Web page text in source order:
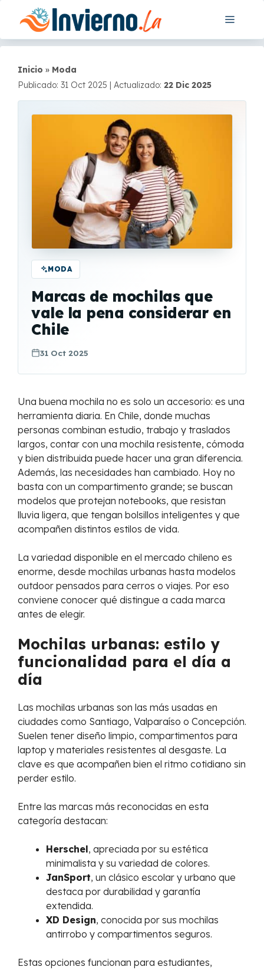
contenido
Menú
Inicio » Moda
Publicado: 31 Oct 2025 | Actualizado: 22 Dic 2025
MODA
Marcas de mochilas que
vale la pena considerar en
Chile
31 Oct 2025
Una buena mochila no es solo un accesorio: es una
herramienta diaria. En Chile, donde muchas
personas combinan estudio, trabajo y traslados
largos, contar con una mochila resistente, cómoda
y bien distribuida puede hacer una gran diferencia.
Además, las necesidades han cambiado. Hoy no
basta con un compartimento grande; se buscan
modelos que protejan notebooks, que resistan
lluvia ligera, que tengan bolsillos inteligentes y que
acompañen distintos estilos de vida.
La variedad disponible en el mercado chileno es
enorme, desde mochilas urbanas hasta modelos
outdoor pensados para cerros o viajes. Por eso
conviene conocer qué distingue a cada marca
antes de elegir.
Mochilas urbanas: estilo y
funcionalidad para el día a
día
Las mochilas urbanas son las más usadas en
ciudades como Santiago, Valparaíso o Concepción.
Suelen tener diseño limpio, compartimentos para
laptop y materiales resistentes al desgaste. La
clave es que acompañen bien el ritmo cotidiano sin
perder estilo.
Entre las marcas más reconocidas en esta
categoría destacan:
Herschel, apreciada por su estética
minimalista y su variedad de colores.
JanSport, un clásico escolar y urbano que
destaca por durabilidad y garantía
extendida.
XD Design, conocida por sus mochilas
antirrobo y compartimentos seguros.
Estas opciones funcionan para estudiantes,